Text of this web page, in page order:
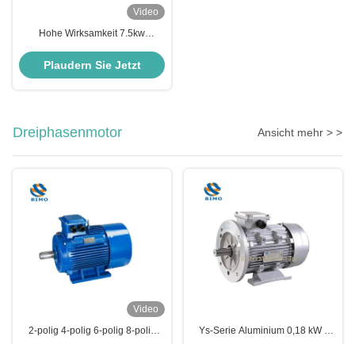
Video
Hohe Wirksamkeit 7.5kw
Wechselstrommotor B3
Fußmontagemotor
Plaudern Sie Jetzt
Dreiphasenmotor Ansicht mehr > >
Video
2-polig 4-polig 6-polig 8-polig
Ys-Serie Aluminium 0,18 kW -